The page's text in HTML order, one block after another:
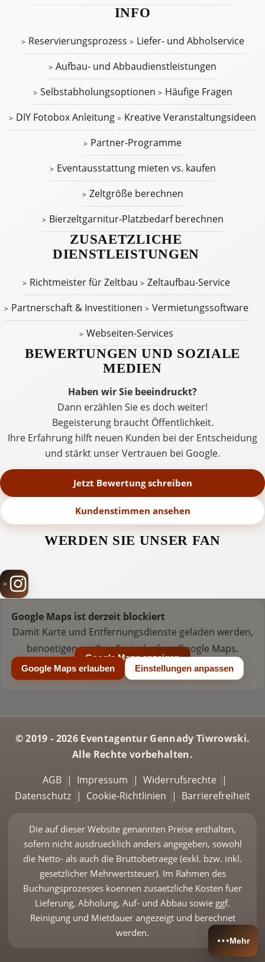
INFO
Reservierungsprozess
Liefer- und Abholservice
Aufbau- und Abbaudienstleistungen
Selbstabholungsoptionen
Häufige Fragen
DIY Fotobox Anleitung
Kreative Veranstaltungsideen
Partner-Programme
Eventausstattung mieten vs. kaufen
Zeltgröße berechnen
Bierzeltgarnitur-Platzbedarf berechnen
ZUSAETZLICHE
DIENSTLEISTUNGEN
Richtmeister für Zeltbau
Zeltaufbau-Service
Partnerschaft & Investitionen
Vermietungssoftware
Webseiten-Services
BEWERTUNGEN UND SOZIALE
MEDIEN
Haben wir Sie beeindruckt?
Dann erzählen Sie es doch weiter!
Begeisterung braucht Öffentlichkeit.
Ihre Erfahrung hilft neuen Kunden bei der Entscheidung
und stärkt unser Vertrauen bei Google.
Jetzt Bewertung schreiben
Kundenstimmen ansehen
WERDEN SIE UNSER FAN
Google Maps anzeigen
Google Maps ist derzeit blockiert
Damit Karte und Entfernungsdienste geladen werden,
benoetigen wir Ihre Freigabe fuer Google Maps.
Google Maps erlauben Einstellungen anpassen
© 2019 - 2026 Eventagentur Gennady Tiwrowski.
Alle Rechte vorbehalten.
AGB | Impressum | Widerrufsrechte
|
Datenschutz | Cookie-Richtlinien | Barrierefreiheit
Die auf dieser Website genannten Preise enthalten,
sofern nicht ausdruecklich anders angegeben, sowohl
die Netto- als auch die Bruttobetraege (exkl. bzw. inkl.
gesetzlicher Mehrwertsteuer). Im Rahmen des
Buchungsprozesses koennen zusaetzliche Kosten fuer
Lieferung, Abholung, Auf- und Abbau sowie ggf.
Reinigung und Mietdauer angezeigt und berechnet
werden.
⋯Mehr